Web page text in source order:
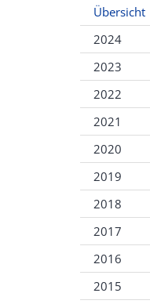
Übersicht
2024
2023
2022
2021
2020
2019
2018
2017
2016
2015